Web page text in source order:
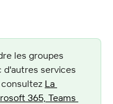
les groupes
d'autres services
La
365, Teams